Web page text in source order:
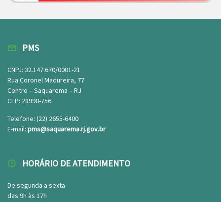
PMS
CNPJ: 32.147.670/0001-21
Rua Coronel Madureira, 77
Centro – Saquarema – RJ
CEP: 28990-756
Telefone: (22) 2655-6400
E-mail: pms@saquarema.rj.gov.br
HORÁRIO DE ATENDIMENTO
De segunda a sexta
das 9h às 17h